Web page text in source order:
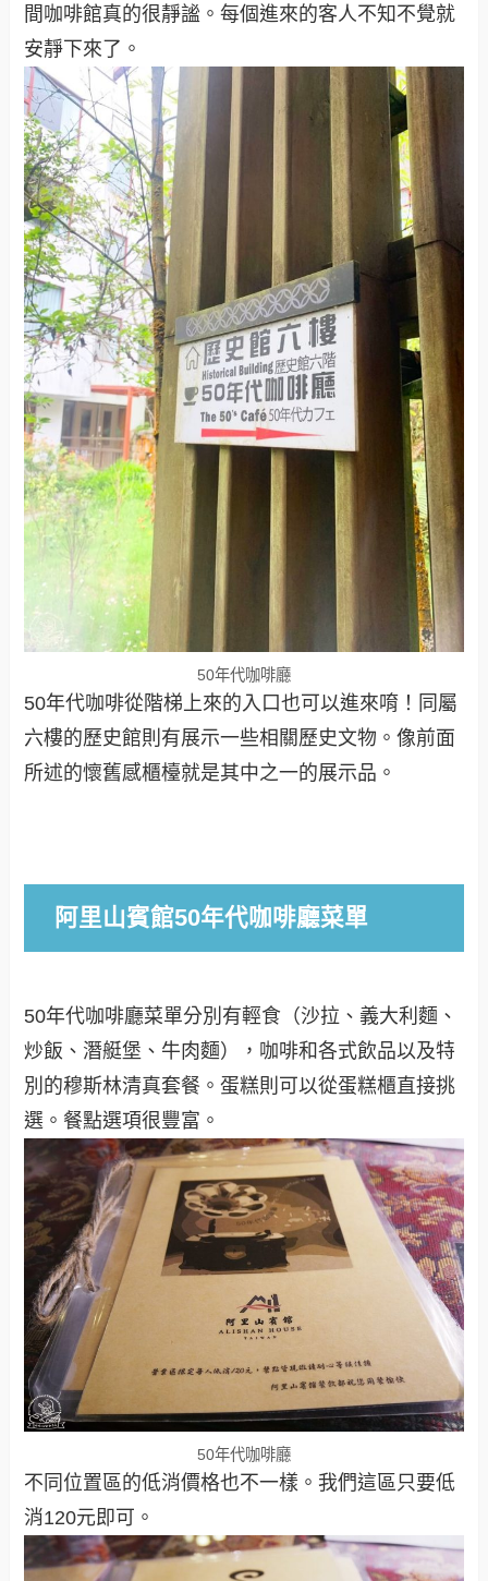
間咖啡館真的很靜謐。每個進來的客人不知不覺就
安靜下來了。
50年代咖啡廳
50年代咖啡從階梯上來的入口也可以進來唷！同屬
六樓的歷史館則有展示一些相關歷史文物。像前面
所述的懷舊感櫃檯就是其中之一的展示品。
阿里山賓館50年代咖啡廳菜單
50年代咖啡廳菜單分別有輕食（沙拉、義大利麵、
炒飯、潛艇堡、牛肉麵），咖啡和各式飲品以及特
別的穆斯林清真套餐。蛋糕則可以從蛋糕櫃直接挑
選。餐點選項很豐富。
50年代咖啡廳
不同位置區的低消價格也不一樣。我們這區只要低
消120元即可。